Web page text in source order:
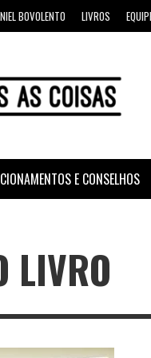
BOVOLENTO LIVROS
E CONSELHOS
LIVRO